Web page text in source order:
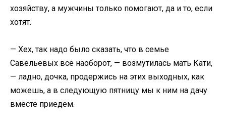
хозяйству, а мужчины только помогают, да и то, если
хотят.
— Хех, так надо было сказать, что в семье
Савельевых все наоборот, — возмутилась мать Кати,
— ладно, дочка, продержись на этих выходных, как
можешь, а в следующую пятницу мы к ним на дачу
вместе приедем.